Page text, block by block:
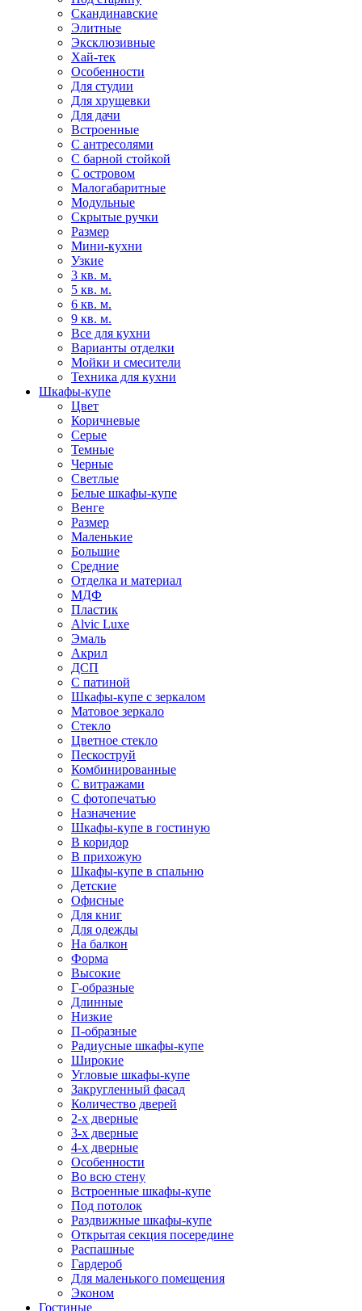
Скандинавские
Элитные
Эксклюзивные
Хай-тек
Особенности
Для студии
Для хрущевки
Для дачи
Встроенные
С антресолями
С барной стойкой
С островом
Малогабаритные
Модульные
Скрытые ручки
Размер
Мини-кухни
Узкие
3 кв. м.
5 кв. м.
6 кв. м.
9 кв. м.
Все для кухни
Варианты отделки
Мойки и смесители
Техника для кухни
Шкафы-купе
Цвет
Коричневые
Серые
Темные
Черные
Светлые
Белые шкафы-купе
Венге
Размер
Маленькие
Большие
Средние
Отделка и материал
МДФ
Пластик
Alvic Luxe
Эмаль
Акрил
ДСП
С патиной
Шкафы-купе с зеркалом
Матовое зеркало
Стекло
Цветное стекло
Пескоструй
Комбинированные
С витражами
С фотопечатью
Назначение
Шкафы-купе в гостиную
В коридор
В прихожую
Шкафы-купе в спальню
Детские
Офисные
Для книг
Для одежды
На балкон
Форма
Высокие
Г-образные
Длинные
Низкие
П-образные
Радиусные шкафы-купе
Широкие
Угловые шкафы-купе
Закругленный фасад
Количество дверей
2-х дверные
3-х дверные
4-х дверные
Особенности
Во всю стену
Встроенные шкафы-купе
Под потолок
Раздвижные шкафы-купе
Открытая секция посередине
Распашные
Гардероб
Для маленького помещения
Эконом
Гостиные